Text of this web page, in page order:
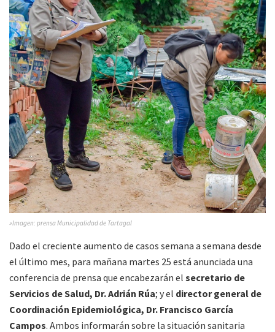
»Imagen: prensa Municipalidad de Tartagal
Dado el creciente aumento de casos semana a semana desde
el último mes, para mañana martes 25 está anunciada una
conferencia de prensa que encabezarán el secretario de
Servicios de Salud, Dr. Adrián Rúa; y el director general de
Coordinación Epidemiológica, Dr. Francisco García
Campos. Ambos informarán sobre la situación sanitaria